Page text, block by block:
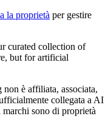
la proprietà per gestire
curated collection of
but for artificial
è affiliata, associata,
collegata a AI
sono di proprietà